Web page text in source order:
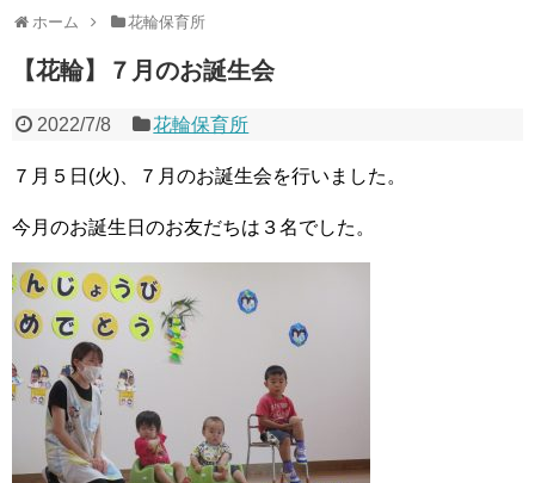
ホーム 花輪保育所
【花輪】７月のお誕生会
2022/7/8 花輪保育所
７月５日(火)、７月のお誕生会を行いました。
今月のお誕生日のお友だちは３名でした。